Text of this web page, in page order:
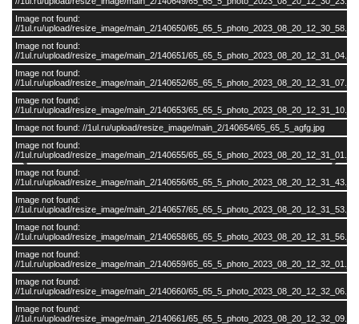
Image not found:
//1ul.ru/upload/resize_image/main_2/140650/65_65_5_photo_2023_08_20_12_30_58.jpg
Image not found:
//1ul.ru/upload/resize_image/main_2/140651/65_65_5_photo_2023_08_20_12_31_04.jpg
Image not found:
//1ul.ru/upload/resize_image/main_2/140652/65_65_5_photo_2023_08_20_12_31_07.jpg
Image not found:
//1ul.ru/upload/resize_image/main_2/140653/65_65_5_photo_2023_08_20_12_31_10.jpg
Image not found: //1ul.ru/upload/resize_image/main_2/140654/65_65_5_agfg.jpg
Image not found:
//1ul.ru/upload/resize_image/main_2/140655/65_65_5_photo_2023_08_20_12_31_01.jpg
Image not found:
//1ul.ru/upload/resize_image/main_2/140656/65_65_5_photo_2023_08_20_12_31_43.jpg
Image not found:
//1ul.ru/upload/resize_image/main_2/140657/65_65_5_photo_2023_08_20_12_31_53.jpg
Image not found:
//1ul.ru/upload/resize_image/main_2/140658/65_65_5_photo_2023_08_20_12_31_56.jpg
Image not found:
//1ul.ru/upload/resize_image/main_2/140659/65_65_5_photo_2023_08_20_12_32_01.jpg
Image not found:
//1ul.ru/upload/resize_image/main_2/140660/65_65_5_photo_2023_08_20_12_32_06.jpg
Image not found:
//1ul.ru/upload/resize_image/main_2/140661/65_65_5_photo_2023_08_20_12_32_09.jpg